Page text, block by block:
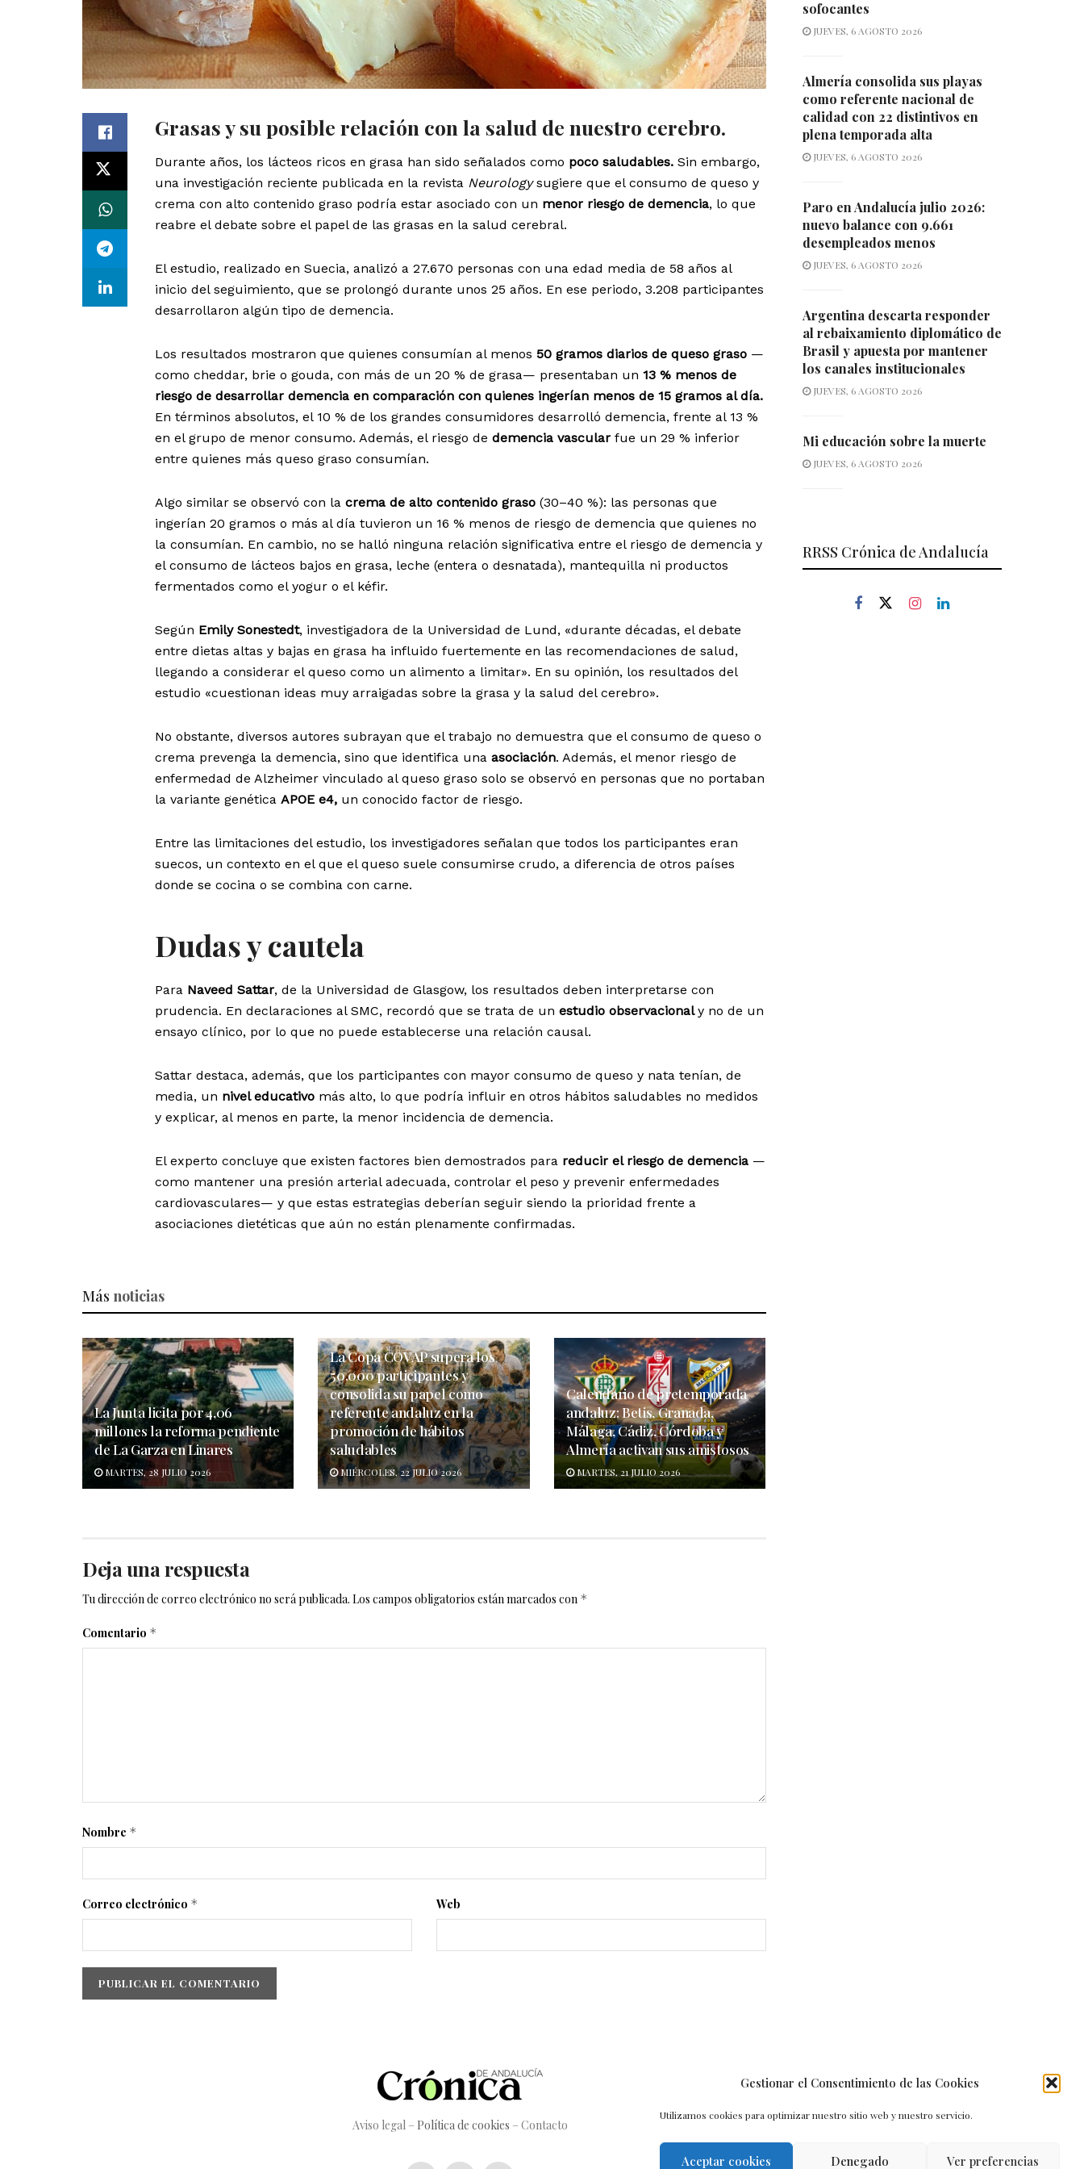
Gestionar el Consentimiento de las Cookies
Utilizamos cookies para optimizar nuestro sitio web y nuestro servicio.
Aceptar cookies Denegado Ver preferencias
Grasas y su posible relación con la salud de nuestro cerebro.
Durante años, los lácteos ricos en grasa han sido señalados como poco saludables. Sin embargo,
una investigación reciente publicada en la revista Neurologysugiere que el consumo de queso y
crema con alto contenido graso podría estar asociado con un menor riesgo de demencia, lo que
reabre el debate sobre el papel de las grasas en la salud cerebral.
El estudio, realizado en Suecia, analizó a 27.670 personas con una edad media de 58 años al
inicio del seguimiento, que se prolongó durante unos 25 años. En ese periodo, 3.208 participantes
desarrollaron algún tipo de demencia.
Los resultados mostraron que quienes consumían al menos 50 gramos diarios de queso graso —
como cheddar, brie o gouda, con más de un 20 % de grasa— presentaban un 13 % menos de
riesgo de desarrollar demencia en comparación con quienes ingerían menos de 15 gramos al día.
En términos absolutos, el 10 % de los grandes consumidores desarrolló demencia, frente al 13 %
en el grupo de menor consumo. Además, el riesgo de demencia vascular fue un 29 % inferior
entre quienes más queso graso consumían.
Algo similar se observó con la crema de alto contenido graso (30–40 %): las personas que
ingerían 20 gramos o más al día tuvieron un 16 % menos de riesgo de demencia que quienes no
la consumían. En cambio, no se halló ninguna relación significativa entre el riesgo de demencia y
el consumo de lácteos bajos en grasa, leche (entera o desnatada), mantequilla ni productos
fermentados como el yogur o el kéfir.
Según Emily Sonestedt, investigadora de la Universidad de Lund, «durante décadas, el debate
entre dietas altas y bajas en grasa ha influido fuertemente en las recomendaciones de salud,
llegando a considerar el queso como un alimento a limitar». En su opinión, los resultados del
estudio «cuestionan ideas muy arraigadas sobre la grasa y la salud del cerebro».
No obstante, diversos autores subrayan que el trabajo no demuestra que el consumo de queso o
crema prevenga la demencia, sino que identifica una asociación. Además, el menor riesgo de
enfermedad de Alzheimer vinculado al queso graso solo se observó en personas que no portaban
la variante genética APOE e4, un conocido factor de riesgo.
Entre las limitaciones del estudio, los investigadores señalan que todos los participantes eran
suecos, un contexto en el que el queso suele consumirse crudo, a diferencia de otros países
donde se cocina o se combina con carne.
Dudas y cautela
Para Naveed Sattar, de la Universidad de Glasgow, los resultados deben interpretarse con
prudencia. En declaraciones al SMC, recordó que se trata de un estudio observacionaly no de un
ensayo clínico, por lo que no puede establecerse una relación causal.
Sattar destaca, además, que los participantes con mayor consumo de queso y nata tenían, de
media, un nivel educativo más alto, lo que podría influir en otros hábitos saludables no medidos
y explicar, al menos en parte, la menor incidencia de demencia.
El experto concluye que existen factores bien demostrados para reducir el riesgo de demencia —
como mantener una presión arterial adecuada, controlar el peso y prevenir enfermedades
cardiovasculares— y que estas estrategias deberían seguir siendo la prioridad frente a
asociaciones dietéticas que aún no están plenamente confirmadas.
Más noticias
La Junta licita por 4,06
millones la reforma pendiente
de La Garza en Linares
MARTES, 28 JULIO 2026
La Copa COVAP supera los
50.000 participantes y
consolida su papel como
referente andaluz en la
promoción de hábitos
saludables
MIÉRCOLES, 22 JULIO 2026
Calendario de pretemporada
andaluz: Betis, Granada,
Málaga, Cádiz, Córdoba y
Almería activan sus amistosos
MARTES, 21 JULIO 2026
Deja una respuesta
Tu dirección de correo electrónico no será publicada. Los campos obligatorios están marcados con *
Comentario *
Nombre *
Correo electrónico * Web
sofocantes
JUEVES, 6 AGOSTO 2026
Almería consolida sus playas
como referente nacional de
calidad con 22 distintivos en
plena temporada alta
JUEVES, 6 AGOSTO 2026
Paro en Andalucía julio 2026:
nuevo balance con 9.661
desempleados menos
JUEVES, 6 AGOSTO 2026
Argentina descarta responder
al rebaixamiento diplomático de
Brasil y apuesta por mantener
los canales institucionales
JUEVES, 6 AGOSTO 2026
Mi educación sobre la muerte
JUEVES, 6 AGOSTO 2026
RRSS Crónica de Andalucía
Aviso legal– Política de cookies – Contacto